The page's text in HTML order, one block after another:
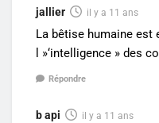
jallier il y a 11 ans
La bêtise humaine est
l »‘intelligence » des
Répondre
b api il y a 11 ans